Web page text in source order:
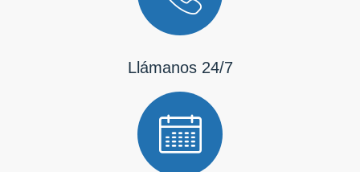
Llámanos 24/7